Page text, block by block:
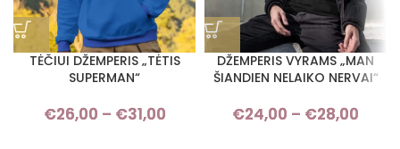
TĖČIUI DŽEMPERIS „TĖTIS
SUPERMAN“
€26,00 – €31,00
Price range: €26,00 through
DŽEMPERIS VYRAMS „MAN
ŠIANDIEN NELAIKO NERVAI“
€24,00 – €28,00